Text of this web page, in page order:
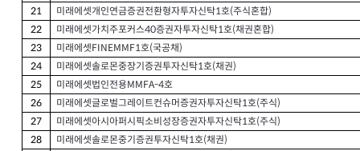
21
미래에셋개인연금증권전환형자투자신탁1호(주식혼합)
22
미래에셋가치주포커스40증권자투자신탁1호(채권혼합)
23
미래에셋FINEMMF1호(국공채)
24
미래에셋솔로몬중장기증권투자신탁1호(채권)
25
미래에셋법인전용MMFA-4호
26
미래에셋글로벌그레이트컨슈머증권자투자신탁1호(주식)
27
미래에셋아시아퍼시픽소비성장증권자투자신탁1호(주식)
28
미래에셋솔로몬중기증권투자신탁1호(채권)